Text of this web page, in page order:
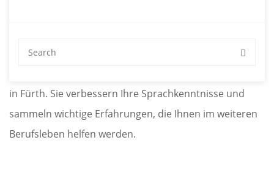
Deutsch lernen und gleichzeitig ein Praktikum machen,
in Fürth. Sie verbessern Ihre Sprachkenntnisse und
sammeln wichtige Erfahrungen, die Ihnen im weiteren
Berufsleben helfen werden.